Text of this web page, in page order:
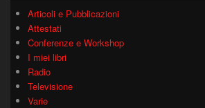
Articoli e Pubblicazioni
Attestati
Conferenze e Workshop
I miei libri
Radio
Televisione
Varie